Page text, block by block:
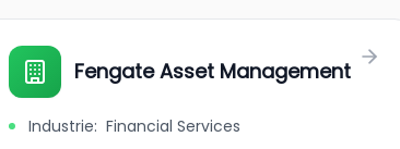
Fengate Asset Management
Industrie: Financial Services